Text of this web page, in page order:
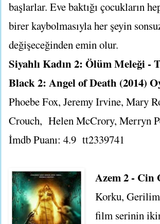
başlarlar. Eve baktığı çocukların
birer kaybolmasıyla her şeyin
değişeceğinden emin olur.
Siyahlı Kadın 2: Ölüm Meleği -
Black 2: Angel of Death (2014)
Phoebe Fox, Jeremy Irvine, Mary
Crouch, Helen McCrory, Merryn
İmdb Puanı: 4.9 tt2339741
Azem 2 - Cin
Korku,
film serinin